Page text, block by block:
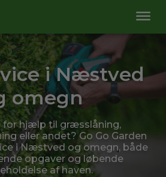
i Næstved
omegn
for hjælp til græsslåning,
eller andet? Go Go Garden
i Næstved og omegn, både
opgaver og løbende
af haven.